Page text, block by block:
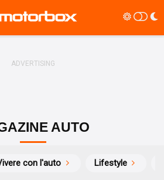
AUTO
con l'auto Lifestyle